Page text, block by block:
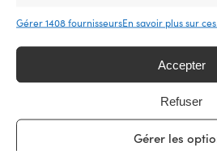
Gérer 1408 fournisseursEn savoir plus sur
Accepter
Refuser
Gérer les